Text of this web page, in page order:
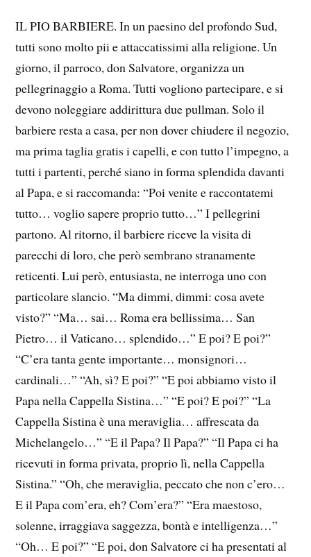
IL PIO BARBIERE. In un paesino del profondo Sud,
tutti sono molto pii e attaccatissimi alla religione. Un
giorno, il parroco, don Salvatore, organizza un
pellegrinaggio a Roma. Tutti vogliono partecipare, e si
devono noleggiare addirittura due pullman. Solo il
barbiere resta a casa, per non dover chiudere il negozio,
ma prima taglia gratis i capelli, e con tutto l’impegno, a
tutti i partenti, perché siano in forma splendida davanti
al Papa, e si raccomanda: “Poi venite e raccontatemi
tutto… voglio sapere proprio tutto…” I pellegrini
partono. Al ritorno, il barbiere riceve la visita di
parecchi di loro, che però sembrano stranamente
reticenti. Lui però, entusiasta, ne interroga uno con
particolare slancio. “Ma dimmi, dimmi: cosa avete
visto?” “Ma… sai… Roma era bellissima… San
Pietro… il Vaticano… splendido…” E poi? E poi?”
“C’era tanta gente importante… monsignori…
cardinali…” “Ah, sì? E poi?” “E poi abbiamo visto il
Papa nella Cappella Sistina…” “E poi? E poi?” “La
Cappella Sistina è una meraviglia… affrescata da
Michelangelo…” “E il Papa? Il Papa?” “Il Papa ci ha
ricevuti in forma privata, proprio lì, nella Cappella
Sistina.” “Oh, che meraviglia, peccato che non c’ero…
E il Papa com’era, eh? Com’era?” “Era maestoso,
solenne, irraggiava saggezza, bontà e intelligenza…”
“Oh… E poi?” “E poi, don Salvatore ci ha presentati al